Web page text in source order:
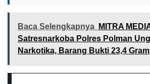
Baca Selengkapnya
MITRA
Satresnarkoba Polres Polman
Narkotika, Barang Bukti 23,4 Gram